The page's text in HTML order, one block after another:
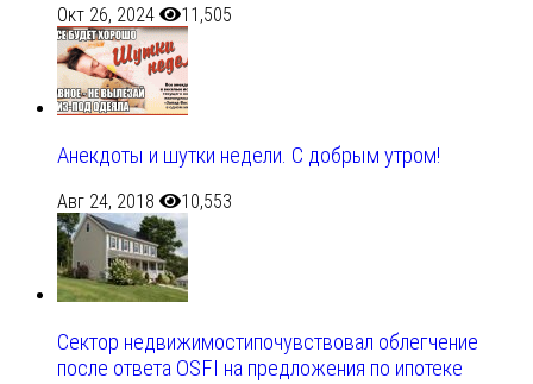
Окт 26, 2024 11,505
Анекдоты и шутки недели. С добрым утром!
Авг 24, 2018 10,553
Сектор недвижимостипочувствовал облегчение
после ответа OSFI на предложения по ипотеке